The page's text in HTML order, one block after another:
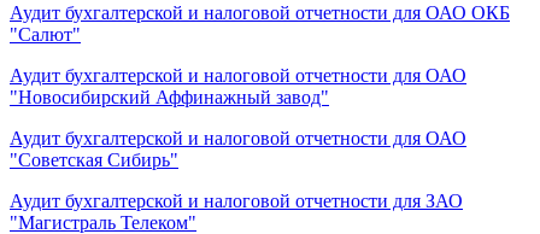
Аудит бухгалтерской и налоговой отчетности для ОАО ОКБ
"Салют"
Аудит бухгалтерской и налоговой отчетности для ОАО
"Новосибирский Аффинажный завод"
Аудит бухгалтерской и налоговой отчетности для ОАО
"Советская Сибирь"
Аудит бухгалтерской и налоговой отчетности для ЗАО
"Магистраль Телеком"